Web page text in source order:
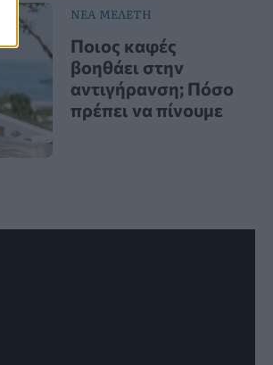
ΝΕΑ ΜΕΛΕΤΗ
Ποιος καφές
βοηθάει στην
αντιγήρανση; Πόσο
πρέπει να πίνουμε